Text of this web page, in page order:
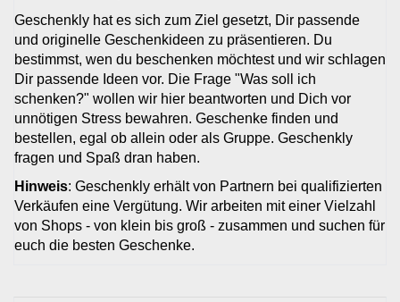
Geschenkly hat es sich zum Ziel gesetzt, Dir passende
und originelle Geschenkideen zu präsentieren. Du
bestimmst, wen du beschenken möchtest und wir schlagen
Dir passende Ideen vor. Die Frage "Was soll ich
schenken?" wollen wir hier beantworten und Dich vor
unnötigen Stress bewahren. Geschenke finden und
bestellen, egal ob allein oder als Gruppe. Geschenkly
fragen und Spaß dran haben.
Hinweis: Geschenkly erhält von Partnern bei qualifizierten
Verkäufen eine Vergütung. Wir arbeiten mit einer Vielzahl
von Shops - von klein bis groß - zusammen und suchen für
euch die besten Geschenke.